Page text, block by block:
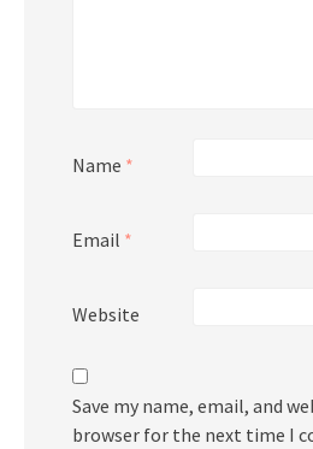
Name *
Email *
Website
Save my name, email, and
browser for the next time I